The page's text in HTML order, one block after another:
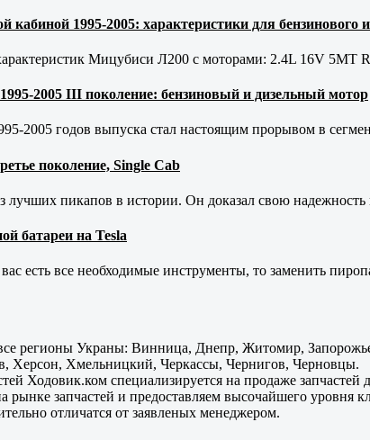
кабиной 1995-2005: характеристики для бензинового
Мицубиси Л200 с моторами: 2.4L 16V
2005 III поколение: бензиновый и дизельный мотор
2005 годов выпуска стал настоящим прорывом в
поколение, Single Cab
пикапов в истории. Он доказал свою
батареи на Tesla
есть все необходимые инструменты, то заменить
регионы Украны: Винница, Днепр, Житомир,
Херсон, Хмельницкий, Черкассы, Чернигов, Черновцы.
Ходовик.ком специализируется на продаже
рынке запчастей и предоставляем высочайшего
отличатся от заявленых менеджером.